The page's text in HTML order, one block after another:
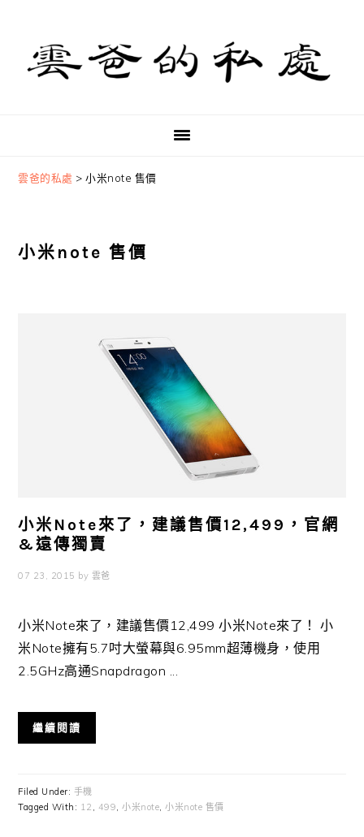
primary
navigation
content
primary
sidebar
雲爸的私處 >小米note 售價
小米note 售價
小米Note來了，建議售價12,499，官網
&遠傳獨賣
07 23, 2015 by 雲爸
小米Note來了，建議售價12,499 小米Note來了！ 小
米Note擁有5.7吋大螢幕與6.95mm超薄機身，使用
2.5GHz高通Snapdragon ...
繼續閱讀
Filed Under: 手機
Tagged With: 12 , 499,小米note,小米note 售價